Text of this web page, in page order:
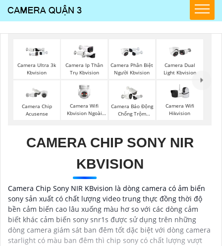
Camera Ultra 3k
Kbvision
Camera Ip Thân
Trụ Kbvision
Camera Phân Biệt
Người Kbvision
Camera Dual
Light Kbvision
Camera Chip
Acusense
Camera Wifi
Kbvision Ngoài
Camera Báo Động
Chống Trộm
Camera Wifi
Hikvision
CAMERA CHIP SONY NIR
KBVISION
Camera Chip Sony NIR KBvision là dòng camera có ảm biến
sony sản xuất có chất lượng video trung thực đồng thời độ
bền cảm biến cao lâu xuống màu hơ so với các dòng cảm
biết khác cảm biến sony snr1s được sử dụng trên những
dòng camera giám sát ban đêm tốt dặc biệt với dòng camera
starlight có màu ban đêm thì chip sony có chất lượng vượt